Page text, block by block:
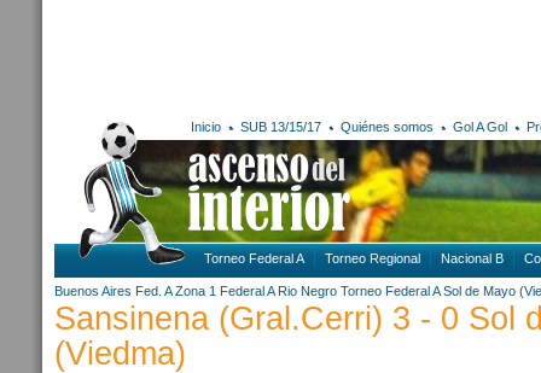
Inicio SUB 13/15/17 Quiénes somos Gol A Gol
Torneo Federal A Torneo Regional Nacional B
Buenos Aires Fed. A Zona 1 Federal A Rio Negro Torneo Federal A Sol de Mayo
Sansinena (Gral.Cerri) 3 - 0 Sol
(Viedma)